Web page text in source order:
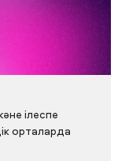
ілеспе
орталарда